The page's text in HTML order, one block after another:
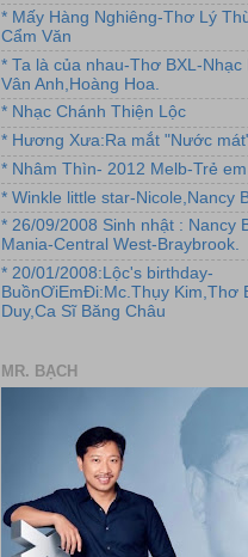
* Mấy Hàng Nghiêng-Thơ Lý
Cẩm Văn
* Ta là của nhau-Thơ BXL-Nhạc
Vân Anh,Hoàng Hoa.
* Nhạc Chánh Thiện Lộc
* Hương Xưa:Ra mắt "Nước
* Nhâm Thìn- 2012 Melb-Trẻ em
* Winkle little star-Nicole,Nancy
* 26/09/2008 Sinh nhật : Nancy
Mania-Central West-Braybrook.
* 20/01/2008:Lộc's birthday-
BuồnƠiEmĐi:Mc.Thụy Kim,Thơ
Duy,Ca Sĩ Băng Châu
MR. BẠCH